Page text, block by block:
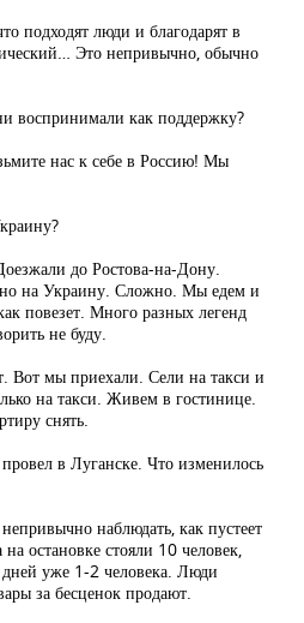
подходят люди и благодарят в
Это непривычно, обычно
воспринимали как поддержку?
нас к себе в Россию! Мы
до Ростова-на-Дону.
на Украину. Сложно. Мы едем и
повезет. Много разных легенд
не буду.
Вот мы приехали. Сели на такси и
на такси. Живем в гостинице.
снять.
в Луганске. Что изменилось
наблюдать, как пустеет
остановке стояли 10 человек,
дней уже 1-2 человека. Люди
за бесценок продают.